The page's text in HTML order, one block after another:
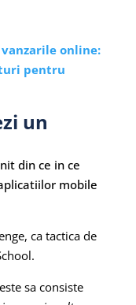
vanzarile online:
pentru
un
din ce in ce
mobile
ca tactica de
sa consiste